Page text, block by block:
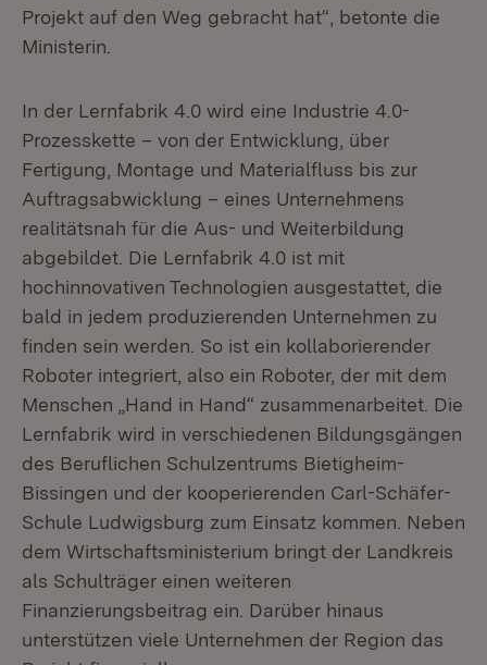
Projekt auf den Weg gebracht hat“, betonte die
Ministerin.
In der Lernfabrik 4.0 wird eine Industrie 4.0-
Prozesskette – von der Entwicklung, über
Fertigung, Montage und Materialfluss bis zur
Auftragsabwicklung – eines Unternehmens
realitätsnah für die Aus- und Weiterbildung
abgebildet. Die Lernfabrik 4.0 ist mit
hochinnovativen Technologien ausgestattet, die
bald in jedem produzierenden Unternehmen zu
finden sein werden. So ist ein kollaborierender
Roboter integriert, also ein Roboter, der mit dem
Menschen „Hand in Hand“ zusammenarbeitet. Die
Lernfabrik wird in verschiedenen Bildungsgängen
des Beruflichen Schulzentrums Bietigheim-
Bissingen und der kooperierenden Carl-Schäfer-
Schule Ludwigsburg zum Einsatz kommen. Neben
dem Wirtschaftsministerium bringt der Landkreis
als Schulträger einen weiteren
Finanzierungsbeitrag ein. Darüber hinaus
unterstützen viele Unternehmen der Region das